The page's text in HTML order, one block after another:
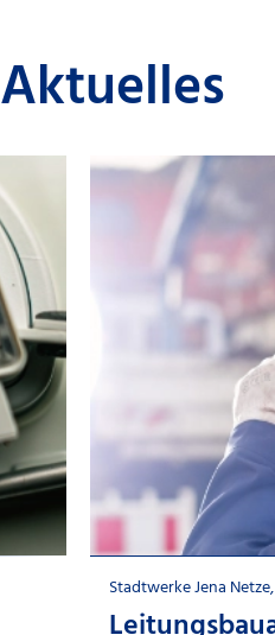
Aktuelles
Stadtwerke Jena